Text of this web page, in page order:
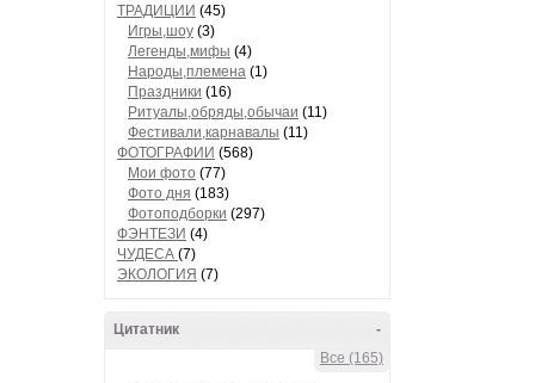
ТРАДИЦИИ (45)
Игры,шоу (3)
Легенды,мифы (4)
Народы,племена (1)
Праздники (16)
Ритуалы,обряды,обычаи (11)
Фестивали,карнавалы (11)
ФОТОГРАФИИ (568)
Мои фото (77)
Фото дня (183)
Фотоподборки (297)
ФЭНТЕЗИ (4)
ЧУДЕСА (7)
ЭКОЛОГИЯ (7)
-
Цитатник
Все (165)